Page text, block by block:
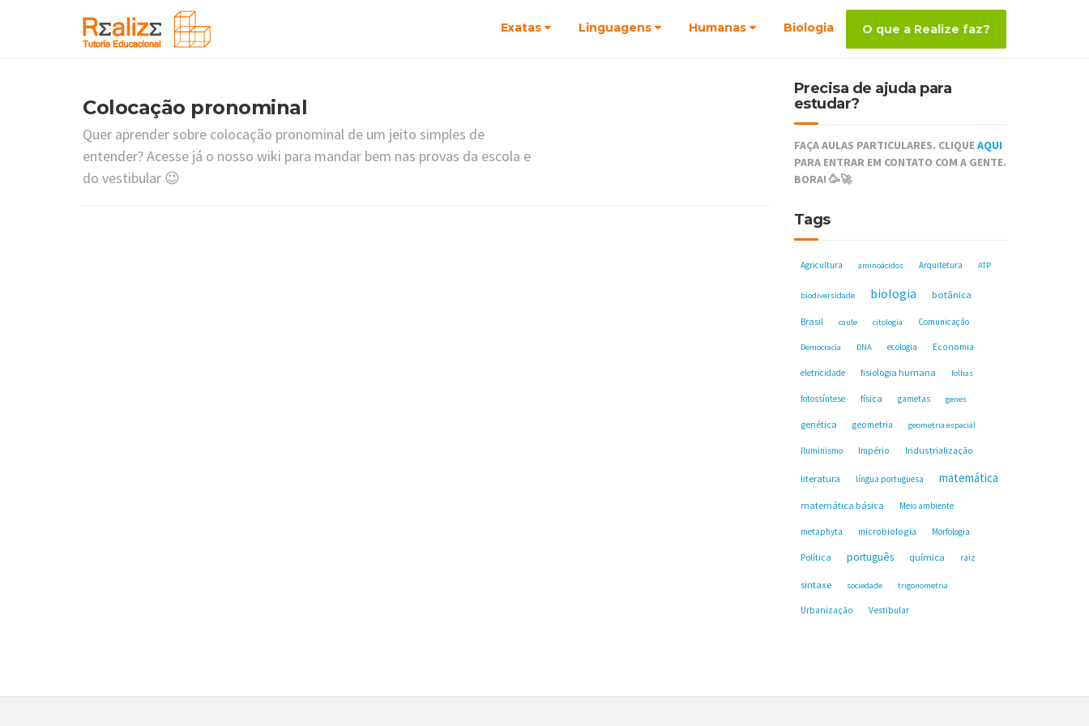
Exatas Linguagens Humanas Biologia O que a Realize faz?
Colocação pronominal
Quer aprender sobre colocação pronominal de um jeito simples de
entender? Acesse já o nosso wiki para mandar bem nas provas da escola e
do vestibular 😉
Precisa de ajuda para
estudar?
FAÇA AULAS PARTICULARES. CLIQUEAQUI
PARA ENTRAR EM CONTATO COM A GENTE.
BORA! 🥳🚀
Tags
Agricultura aminoácidos Arquitetura ATP
biodiversidade biologia botânica
Brasil caule citologia Comunicação
Democracia DNA ecologia Economia
eletricidade fisiologia humana folhas
fotossíntese física gametas genes
genética geometria geometria espacial
Iluminismo Império Industrialização
literatura língua portuguesa matemática
matemática básica Meio ambiente
metaphyta microbiologia Morfologia
Política português química raiz
sintaxe sociedade trigonometria
Urbanização Vestibular